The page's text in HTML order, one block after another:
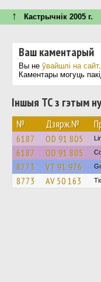
↑ Кастрычнік 2005 г.
Ваш каментарый
Вы не ўвайшлі на сайт.
Каментары могуць
Іншыя ТС з гэтым
№ Дзярж.№
6187 OD 91 805
6187 OD 91 805
8773 VT 91 976
8773 AV 50 163